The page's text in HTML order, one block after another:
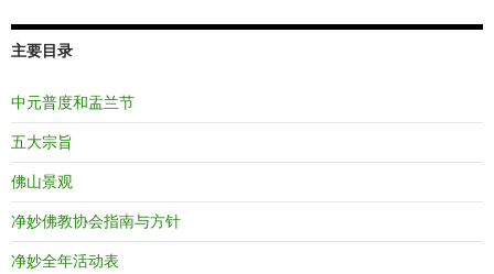
主要目录
中元普度和盂兰节
五大宗旨
佛山景观
净妙佛教协会指南与方针
净妙全年活动表